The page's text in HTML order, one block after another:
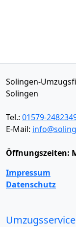
Solingen-
Solingen
Tel.: 01579-
E-Mail:
Öffnungszeiten:
Impressum
Datenschutz
Umzugsservice